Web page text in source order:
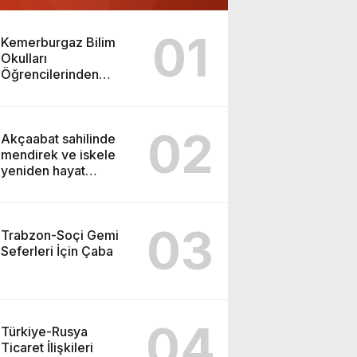
Kemerburgaz Bilim
Okulları
Öğrencilerinden
01
Akçaabat sahilinde
mendirek ve iskele
yeniden hayat
02
Trabzon-Soçi Gemi
Seferleri İçin Çaba
03
Türkiye-Rusya
Ticaret İlişkileri